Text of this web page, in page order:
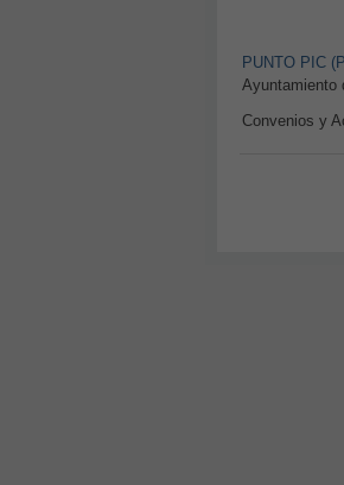
PUNTO PIC
Ayuntamiento
Convenios y